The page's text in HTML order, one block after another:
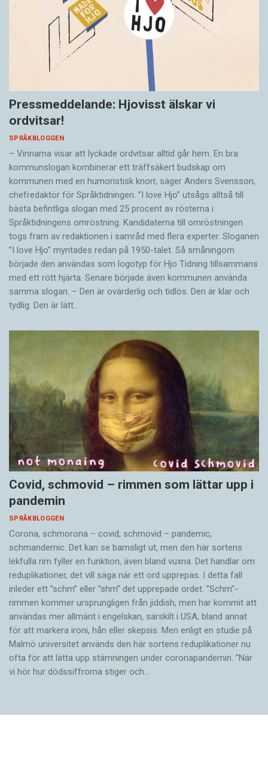
Pressmeddelande: Hjovisst älskar vi
ordvitsar!
SPRÅKBLOGGEN
– Vinnarna visar att lyckade ordvitsar alltid går hem. En bra
kommunslogan kombinerar ett träffsäkert budskap om
kommunen med en humoristisk knorr, säger Anders Svensson,
chefredaktör för Språktidningen. ”I love Hjo” utsågs alltså till
bästa befintliga slogan med 25 procent av rösterna i
Språktidningens omröstning. Kandidaterna till omröstningen
togs fram av redaktionen i samråd med flera experter. Sloganen
”I love Hjo” myntades redan på 1950-talet. Så småningom
började den användas som logotyp för Hjo Tidning tillsammans
med ett rött hjärta. Senare började även kommunen använda
samma slogan. – Den är ovärderlig och tidlös. Den är klar och
tydlig. Den är lätt…
Covid, schmovid – rimmen som lättar upp i
pandemin
SPRÅKBLOGGEN
Corona, schmorona – covid, schmovid – pandemic,
schmandemic. Det kan se barnsligt ut, men den här sortens
lekfulla rim fyller en funktion, även bland vuxna. Det handlar om
reduplikationer, det vill säga när ett ord upprepas. I detta fall
inleder ett ”schm” eller ”shm” det upprepade ordet. ”Schm”-
rimmen kommer ursprungligen från jiddish, men har kommit att
användas mer allmänt i engelskan, särskilt i USA, bland annat
för att markera ironi, hån eller skepsis. Men enligt en studie på
Malmö universitet används den här sortens reduplikationer nu
ofta för att lätta upp stämningen under coronapandemin. ”När
vi hör hur dödssiffrorna stiger och…